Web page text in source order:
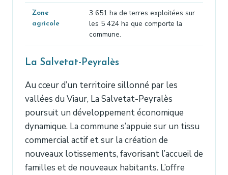
Zone
agricole
3 651 ha de terres exploitées sur
les 5 424 ha que comporte la
commune.
La Salvetat-Peyralès
Au cœur d’un territoire sillonné par les
vallées du Viaur, La Salvetat-Peyralès
poursuit un développement économique
dynamique. La commune s’appuie sur un tissu
commercial actif et sur la création de
nouveaux lotissements, favorisant l’accueil de
familles et de nouveaux habitants. L’offre